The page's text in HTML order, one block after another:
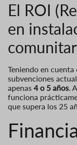
El ROI
en
Teniendo en
subvenciones
apenas 4 o 5 años.
funciona
que supera los 25